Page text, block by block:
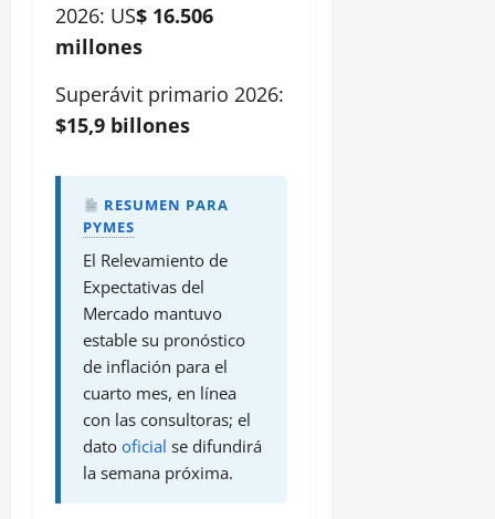
2026: US$ 16.506
millones
Superávit primario 2026:
$15,9 billones
RESUMEN PARA
PYMES
El Relevamiento de
Expectativas del
Mercado mantuvo
estable su pronóstico
de inflación para el
cuarto mes, en línea
con las consultoras; el
dato oficial se difundirá
la semana próxima.